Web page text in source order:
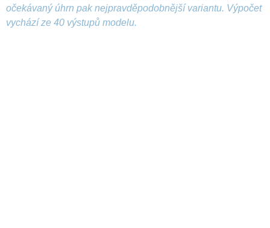
očekávaný úhrn pak nejpravděpodobnější variantu. Výpočet
vychází ze 40 výstupů modelu.